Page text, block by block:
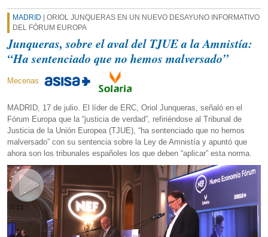
MADRID | ORIOL JUNQUERAS EN UN NUEVO DESAYUNO INFORMATIVO
DEL FÓRUM EUROPA
Junqueras, sobre el aval del TJUE a la Amnistía:
“Ha sentenciado que no hemos malversado”
Mecenas
MADRID, 17 de julio. El líder de ERC, Oriol Junqueras, señaló en el
Fórum Europa que la “justicia de verdad”, refiriéndose al Tribunal de
Justicia de la Unión Europea (TJUE), “ha sentenciado que no hemos
malversado” con su sentencia sobre la Ley de Amnistía y apuntó que
ahora son los tribunales españoles los que deben “aplicar” esta norma.